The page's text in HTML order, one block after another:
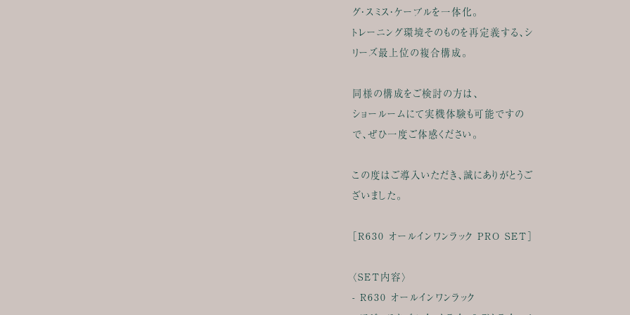
グ・スミス・ケーブルを一体化。
トレーニング環境そのものを再定義する、シ
リーズ最上位の複合構成。
同様の構成をご検討の方は、
ショールームにて実機体験も可能ですの
で、ぜひ一度ご体感ください。
この度はご導入いただき、誠にありがとうご
ざいました。
［R630 オールインワンラック PRO SET］
〈SET内容〉
- R630 オールインワンラック